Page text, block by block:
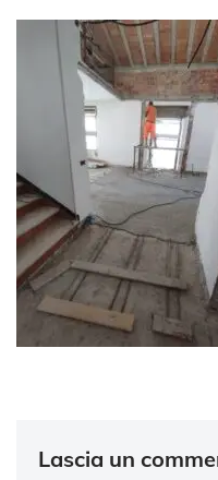
Lascia un